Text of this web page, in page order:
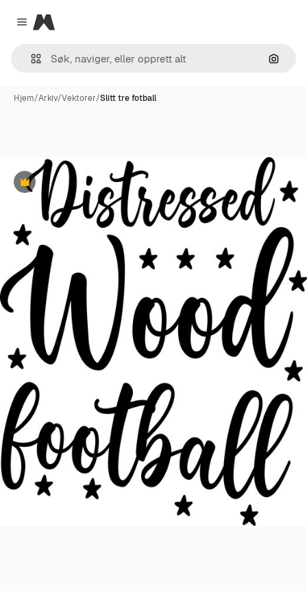
Close menu
Magnific
Søk
Hjem/Arkiv/Vektorer/Slitt tre fotball
Premium